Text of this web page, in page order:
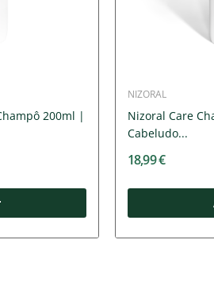
200ml |
NIZORAL
Nizoral Care
Cabeludo...
18,99 €